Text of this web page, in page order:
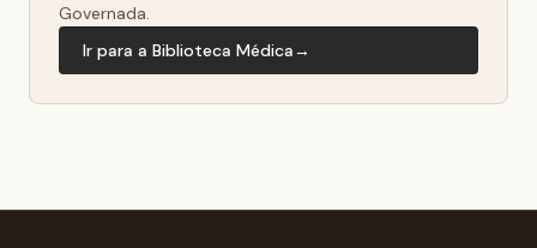
Governada.
Ir para a Biblioteca Médica→